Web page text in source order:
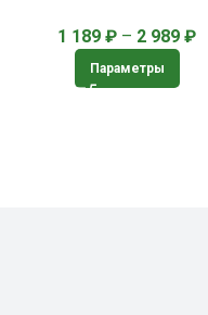
1 189 ₽ – 2 989 ₽
Параметры